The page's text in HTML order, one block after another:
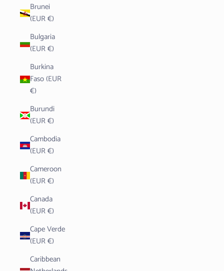
Brunei
(EUR €)
Bulgaria
(EUR €)
Burkina
Faso (EUR
€)
Burundi
(EUR €)
Cambodia
(EUR €)
Cameroon
(EUR €)
Canada
(EUR €)
Cape Verde
(EUR €)
Caribbean